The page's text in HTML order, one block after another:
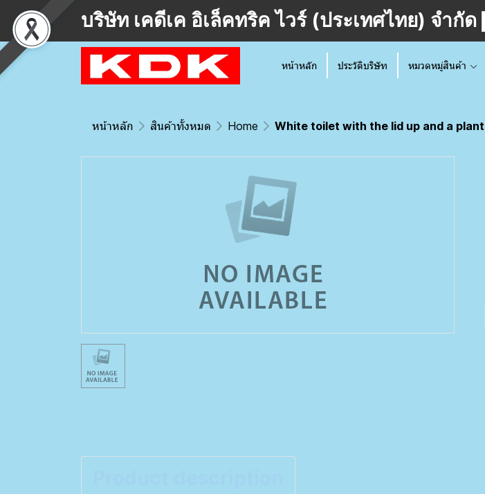
บริษัท เคดีเค อิเล็คทริค ไวร์ (ประเทศไทย) จำกัด
หน้าหลัก ประวัติบริษัท หมวดหมู่สินค้า
หน้าหลัก สินค้าทั้งหมด Home White toilet with the lid up and a plant